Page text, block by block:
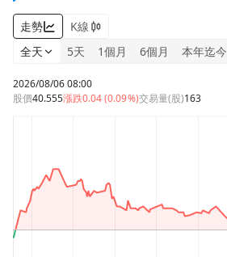
走勢
K線
全天
5天 1個月 6個月 本年迄今
2026/08/06 08:00
股價40.555漲跌0.04 (0.09%)交易量(股)163